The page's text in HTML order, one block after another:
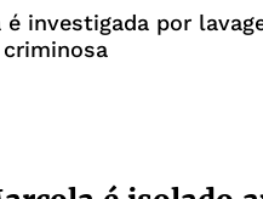
é investigada por
criminosa